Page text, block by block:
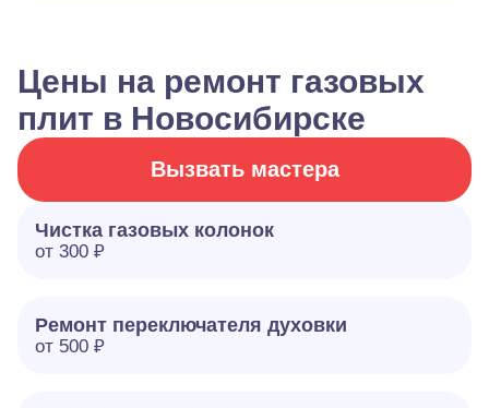
Цены на ремонт газовых
плит в Новосибирске
Вызвать мастера
Чистка газовых колонок
от 300 ₽
Ремонт переключателя духовки
от 500 ₽